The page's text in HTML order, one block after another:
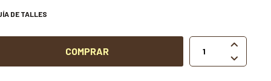
DE TALLES
COMPRAR

